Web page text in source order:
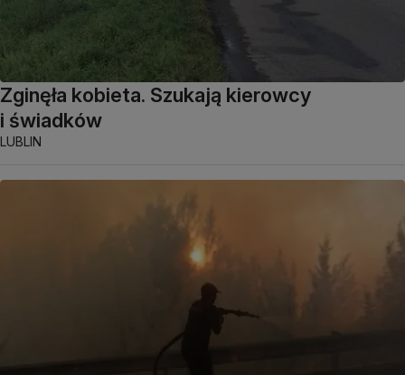
Zginęła kobieta. Szukają kierowcy
i świadków
LUBLIN